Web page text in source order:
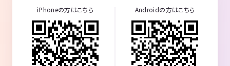
iPhoneの方はこちら Androidの方はこちら